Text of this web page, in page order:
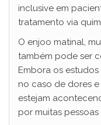
inclusive em
tratamento via
O enjoo matinal,
também pode ser
Embora os
no caso de dores
estejam
por muitas